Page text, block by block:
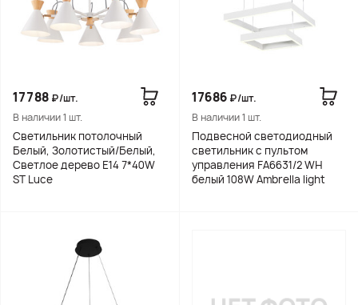
17788 ₽/шт.
В наличии 1 шт.
Светильник потолочный
Белый, Золотистый/Белый,
Светлое дерево E14 7*40W
ST Luce
17686 ₽/шт.
В наличии 1 шт.
Подвесной светодиодный
светильник с пультом
управления FA6631/2 WH
белый 108W Ambrella light